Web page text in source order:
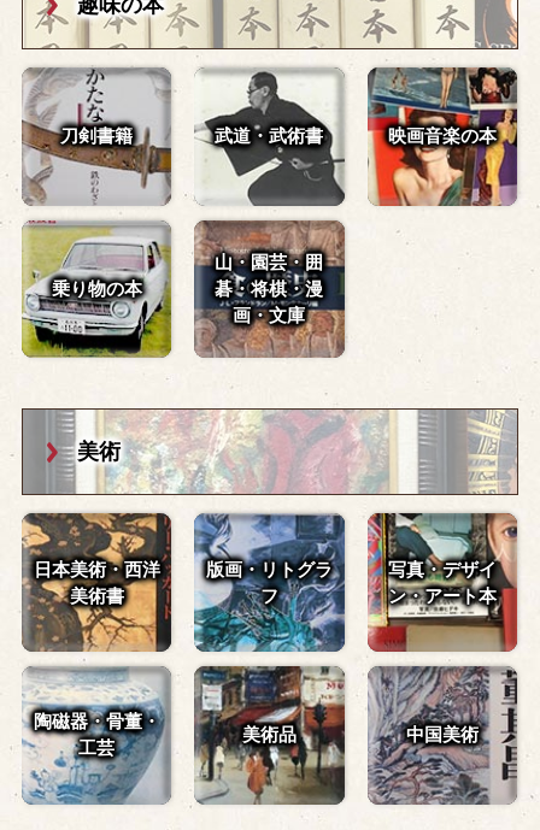
趣味の本
刀剣書籍 武道・武術書 映画音楽の本
乗り物の本
山・園芸・囲
碁・将棋・漫
画・文庫
美術
日本美術・西洋
美術書
版画・リトグラ
フ
写真・デザイ
ン・アート本
陶磁器・骨董・
工芸
美術品 中国美術